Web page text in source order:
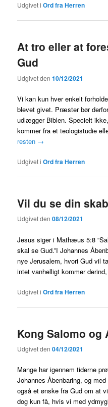
Udgivet i Ord fra Herren
At tro eller at
Gud
Udgivet den10/12/2021
Vi kan kun hver enkelt
blevet givet. Præster bør
udlægger Biblen. Specielt
kommer fra et teologistudie
resten →
Udgivet i Ord fra Herren
Vil du se din
Udgivet den08/12/2021
Jesus siger i Mathæus 5:8
skal se Gud.”I Johannes
nye Jerusalem, hvori Gud vil
intet vanhelligt kommer
Udgivet i Ord fra Herren
Kong Salomo og
Udgivet den04/12/2021
Mange har igennem tiderne
Johannes Åbenbaring, og
også et ønske fra Gud om at
dog kun få, hvis vi med